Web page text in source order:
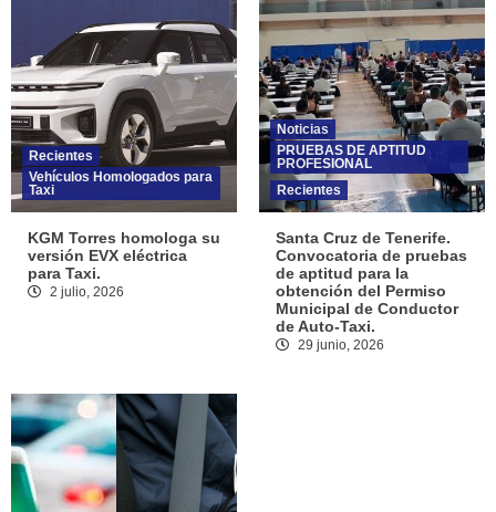
Recientes
Vehículos Homologados para
Taxi
KGM Torres homologa su
versión EVX eléctrica
para Taxi.
2 julio, 2026
Noticias
PRUEBAS DE APTITUD
PROFESIONAL
Recientes
Santa Cruz de Tenerife.
Convocatoria de pruebas
de aptitud para la
obtención del Permiso
Municipal de Conductor
de Auto-Taxi.
29 junio, 2026